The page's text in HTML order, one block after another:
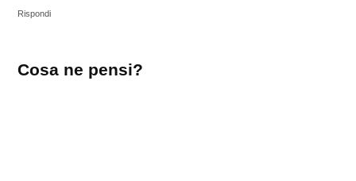
Rispondi
un
Cosa ne pensi?